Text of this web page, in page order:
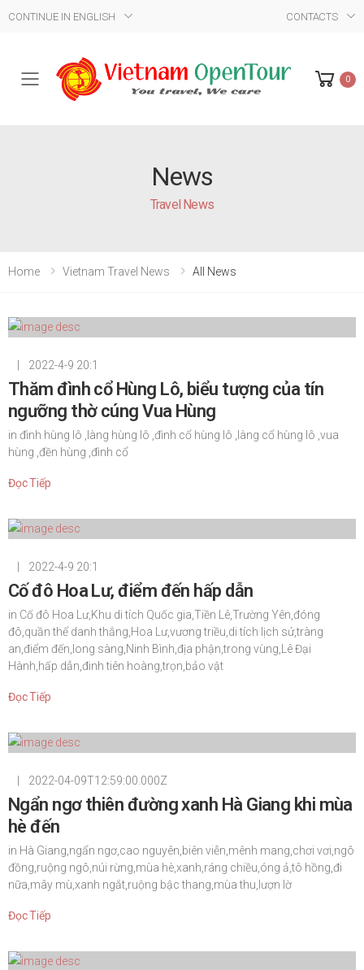
CONTINUE IN ENGLISH CONTACTS
Mobile Menu 0
News
Travel News
Home Vietnam Travel News All News
2022-4-9 20:1
Thăm đình cổ Hùng Lô, biểu tượng của tín
ngưỡng thờ cúng Vua Hùng
in đình hùng lô ,làng hùng lô ,đình cổ hùng lô ,làng cổ hùng lô ,vua
hùng ,đền hùng ,đình cổ
Đọc Tiếp
2022-4-9 20:1
Cố đô Hoa Lư, điểm đến hấp dẫn
in Cố đô Hoa Lư,Khu di tích Quốc gia,Tiền Lê,Trường Yên,đóng
đô,quần thể danh thắng,Hoa Lư,vương triều,di tích lịch sử,tràng
an,điểm đến,long sàng,Ninh Bình,địa phận,trong vùng,Lê Đại
Hành,hấp dẫn,đinh tiên hoàng,trọn,bảo vật
Đọc Tiếp
2022-04-09T12:59:00.000Z
Ngẩn ngơ thiên đường xanh Hà Giang khi mùa
hè đến
in Hà Giang,ngẩn ngơ,cao nguyên,biên viễn,mênh mang,chơi vơi,ngô
đồng,ruộng ngô,núi rừng,mùa hè,xanh,ráng chiều,óng ả,tô hồng,đi
nữa,mây mù,xanh ngắt,ruộng bậc thang,mùa thu,lượn lờ
Đọc Tiếp